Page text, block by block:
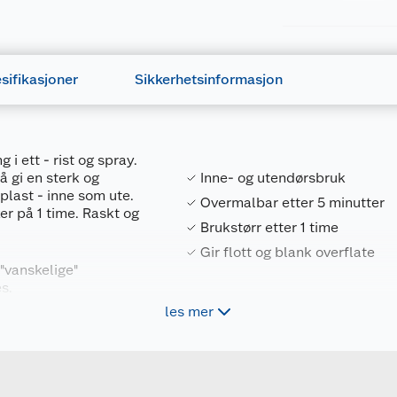
Sikkerhetsinformasjon
i ett - rist og spray.
gi en sterk og
- inne som ute.
på 1 time. Raskt og
Inne- og utendørsbruk
Overmalbar etter 5 minutter
Brukstørr etter 1 time
Gir flott og blank overflate
les merForpakningsmål
påvirkes dersom disse er kjent.> ved langvarig eller
til faren>.
varme overflater. — Røyking forbudt.
eller brennes, selv ikke etter bruk.